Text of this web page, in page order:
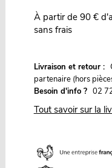
À partir de 90 €
sans frais
Livraison et retour :
partenaire (hors
Besoin d'info ? 02
Tout savoir sur la